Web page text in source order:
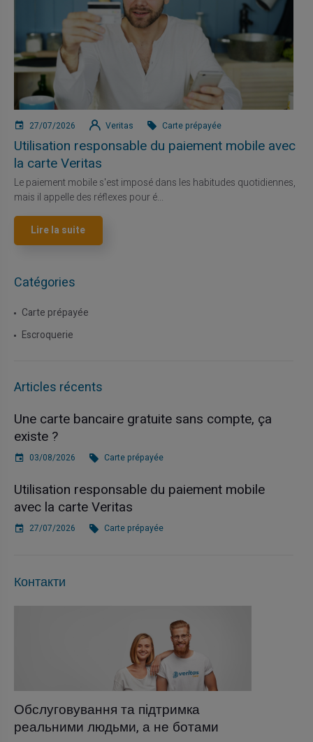
27/07/2026 Veritas Carte prépayée
Utilisation responsable du paiement mobile avec
la carte Veritas
Le paiement mobile s'est imposé dans les habitudes quotidiennes,
mais il appelle des réflexes pour é...
Lire la suite
Catégories
Carte prépayée
Escroquerie
Articles récents
Une carte bancaire gratuite sans compte, ça
existe ?
03/08/2026 Carte prépayée
Utilisation responsable du paiement mobile
avec la carte Veritas
27/07/2026 Carte prépayée
Контакти
Обслуговування та підтримка
реальними людьми, а не ботами